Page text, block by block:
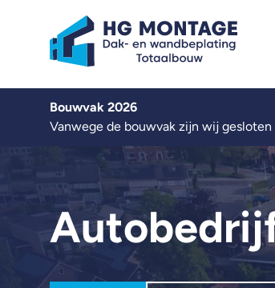
Bouwvak 2026
Vanwege de bouwvak zijn wij
Kennisbank
Nieuwbouw
Renovatie
Zonnepanelen
Projecten